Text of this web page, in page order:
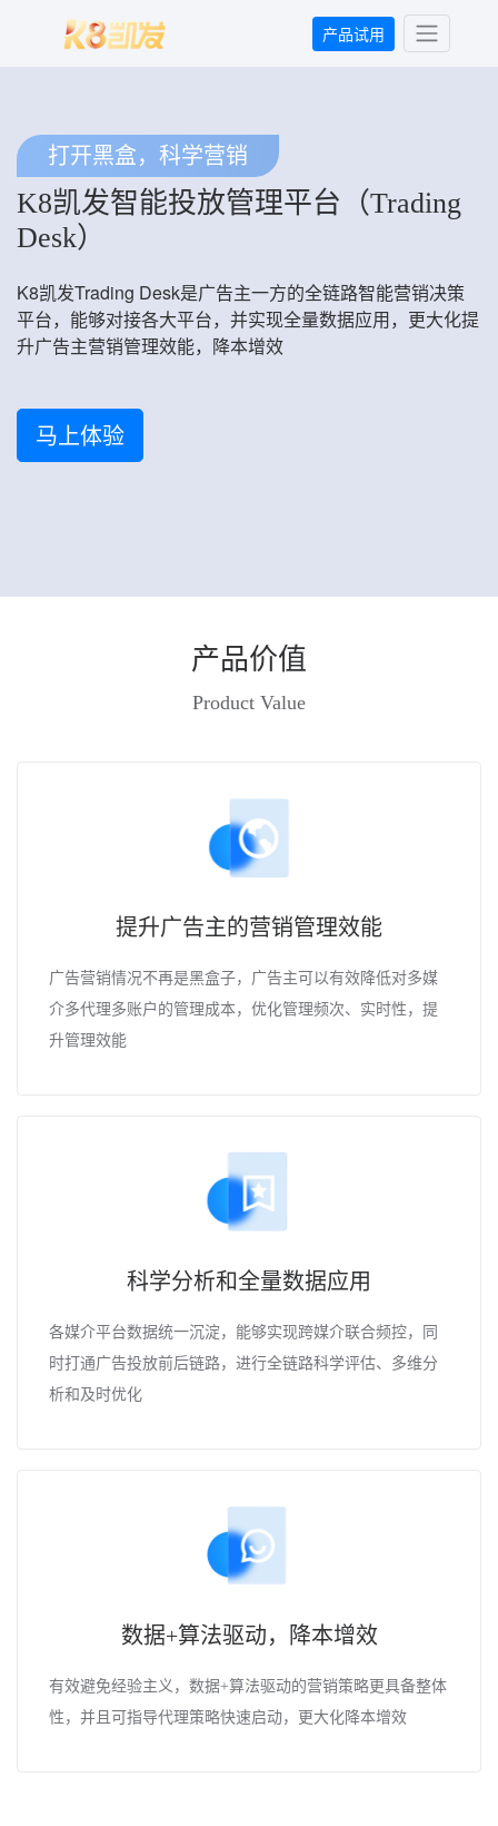
产品试用
打开黑盒，科学营销
K8凯发智能投放管理平台（Trading
Desk）
K8凯发Trading Desk是广告主一方的全链路智能营销决策
平台，能够对接各大平台，并实现全量数据应用，更大化提
升广告主营销管理效能，降本增效
马上体验
产品价值
Product Value
提升广告主的营销管理效能
广告营销情况不再是黑盒子，广告主可以有效降低对多媒
介多代理多账户的管理成本，优化管理频次、实时性，提
升管理效能
科学分析和全量数据应用
各媒介平台数据统一沉淀，能够实现跨媒介联合频控，同
时打通广告投放前后链路，进行全链路科学评估、多维分
析和及时优化
数据+算法驱动，降本增效
有效避免经验主义，数据+算法驱动的营销策略更具备整体
性，并且可指导代理策略快速启动，更大化降本增效